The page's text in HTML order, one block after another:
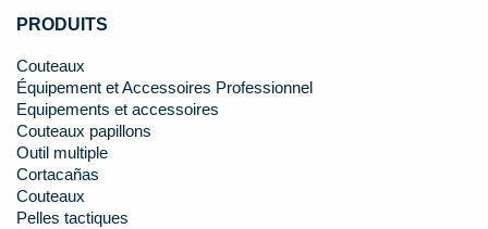
PRODUITS
Couteaux
Équipement et Accessoires Professionnel
Equipements et accessoires
Couteaux papillons
Outil multiple
Cortacañas
Couteaux
Pelles tactiques